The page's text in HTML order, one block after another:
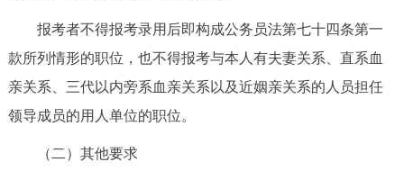
报考者不得报考录用后即构成公务员法第七十四条第一
款所列情形的职位，也不得报考与本人有夫妻关系、直系血
亲关系、三代以内旁系血亲关系以及近姻亲关系的人员担任
领导成员的用人单位的职位。
（二）其他要求